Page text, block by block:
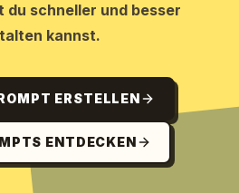
du schneller und besser
kannst.
ERSTELLEN
ENTDECKEN